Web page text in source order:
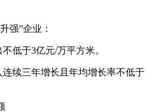
”企业：
于3亿元/万平方米。
续三年增长且年均增长率不低于